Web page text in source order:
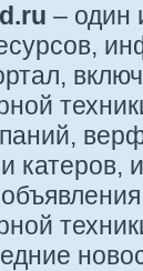
– один
и